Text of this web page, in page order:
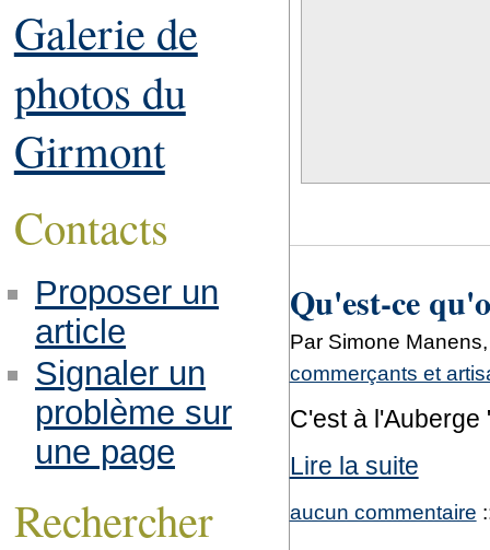
Qu'est-ce
Par Simone
commerçants et
C'est à l'Auberge
Lire la suite
aucun commentaire
Galerie de
photos du
Girmont
Contacts
Proposer un
article
Signaler un
problème sur
une page
Rechercher